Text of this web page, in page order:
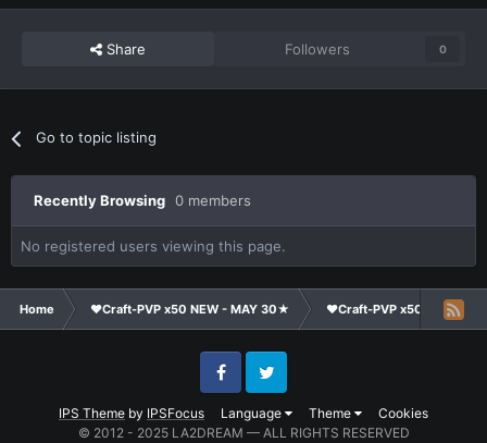
Share Followers 0
Go to topic listing
Recently Browsing 0 members
No registered users viewing this page.
Home ❤Craft-PVP x50 NEW - MAY 30★ ❤Craft-PVP x50★
IPS Theme by IPSFocus Language Theme Cookies
FacebookTwitter
© 2012 - 2025 LA2DREAM — ALL RIGHTS RESERVED